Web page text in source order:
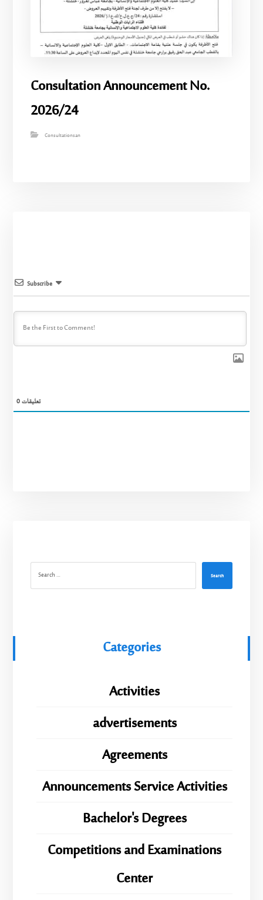
Consultation Announcement No.
2026/24
Consultationsan
Subscribe
0تعليقات
Search
Categories
Activities
advertisements
Agreements
Announcements Service Activities
Bachelor's Degrees
Competitions and Examinations
Center